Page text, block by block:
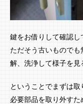
鍵をお借りして確認し
ただそう古いもので
解、洗浄して様子を見
ということでまずは取
必要部品を取り外す